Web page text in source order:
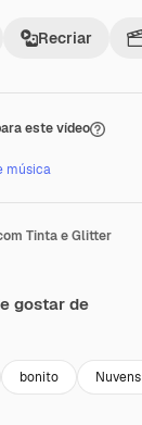
Recriar
este vídeo
música
Tinta e Glitter
gostar de
bonito Nuvens